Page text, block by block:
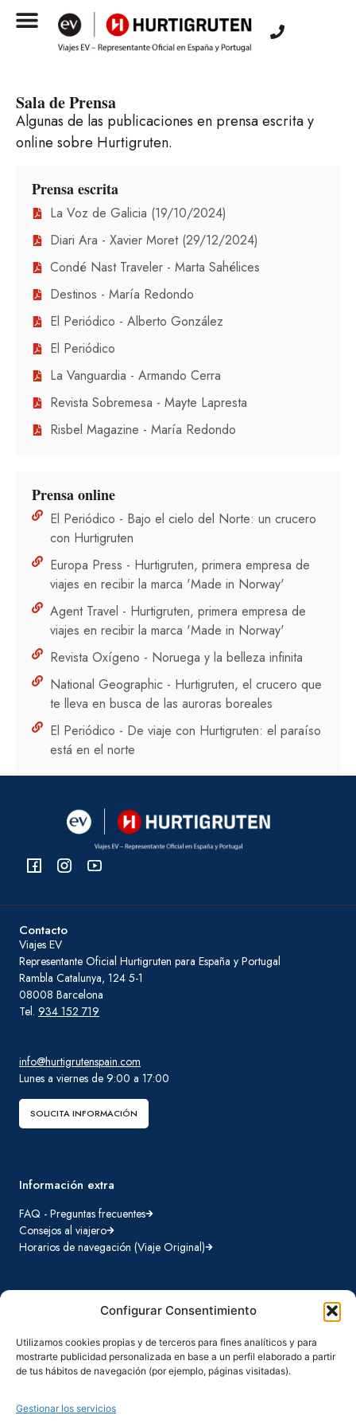
Configurar Consentimiento
Utilizamos cookies propias y de terceros para fines analíticos y para
mostrarte publicidad personalizada en base a un perfil elaborado a partir
de tus hábitos de navegación (por ejemplo, páginas visitadas).
Gestionar los servicios
Sala de Prensa
Algunas de las publicaciones en prensa escrita y
online sobre Hurtigruten.
Prensa escrita
La Voz de Galicia (19/10/2024)
Diari Ara - Xavier Moret (29/12/2024)
Condé Nast Traveler - Marta Sahélices
Destinos - María Redondo
El Periódico - Alberto González
El Periódico
La Vanguardia - Armando Cerra
Revista Sobremesa - Mayte Lapresta
Risbel Magazine - María Redondo
Prensa online
El Periódico - Bajo el cielo del Norte: un crucero
con Hurtigruten
Europa Press - Hurtigruten, primera empresa de
viajes en recibir la marca 'Made in Norway'
Agent Travel - Hurtigruten, primera empresa de
viajes en recibir la marca 'Made in Norway'
Revista Oxígeno - Noruega y la belleza infinita
National Geographic - Hurtigruten, el crucero que
te lleva en busca de las auroras boreales
El Periódico - De viaje con Hurtigruten: el paraíso
está en el norte
Contacto
Viajes EV
Representante Oficial Hurtigruten para España y Portugal
Rambla Catalunya, 124 5-1
08008 Barcelona
Tel. 934 152 719
info@hurtigrutenspain.com
Lunes a viernes de 9:00 a 17:00
SOLICITA INFORMACIÓN
Información extra
FAQ - Preguntas frecuentes
Consejos al viajero
Horarios de navegación (Viaje Original)
Destinos Hurtigruten
Viajes Original
La famosa ruta que conecta comunidades locales desde 1893
Viajes Signature